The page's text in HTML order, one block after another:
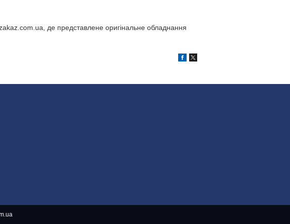
де представлене оригінальне обладнання